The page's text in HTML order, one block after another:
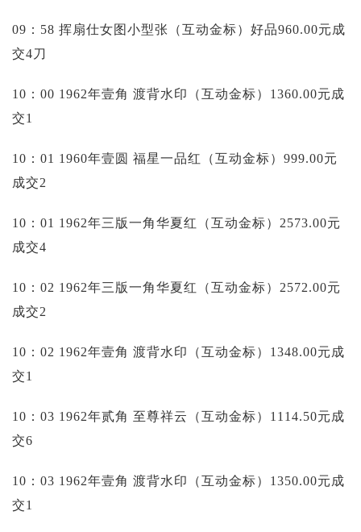
09：58 挥扇仕女图小型张（互动金标）好品960.00元成
交4刀
10：00 1962年壹角 渡背水印（互动金标）1360.00元成
交1
10：01 1960年壹圆 福星一品红（互动金标）999.00元
成交2
10：01 1962年三版一角华夏红（互动金标）2573.00元
成交4
10：02 1962年三版一角华夏红（互动金标）2572.00元
成交2
10：02 1962年壹角 渡背水印（互动金标）1348.00元成
交1
10：03 1962年贰角 至尊祥云（互动金标）1114.50元成
交6
10：03 1962年壹角 渡背水印（互动金标）1350.00元成
交1